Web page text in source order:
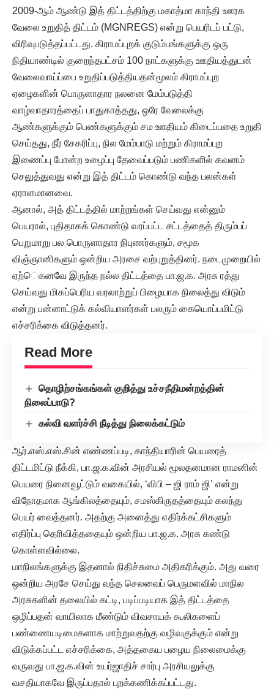
2009-ஆம் ஆண்டு இத் திட்டத்திற்கு மகாத்மா காந்தி ஊரக
வேலை உறுதித் திட்டம் (MGNREGS) என்று பெயரிடப் பட்டு,
விரிவுபடுத்தப்பட்டது. கிராமப்புறக் குடும்பங்களுக்கு ஒரு
நிதியாண்டில் குறைந்தபட்சம் 100 நாட்களுக்கு ஊதியத்துடன்
வேலைவாய்ப்பை உறுதிப்படுத்தியதன்மூலம் கிராமப்புற
ஏழைகளின் பொருளாதார நலனை மேம்படுத்தி
வாழ்வாதாரத்தைப் பாதுகாத்தது, ஒரே வேலைக்கு
ஆண்களுக்கும் பெண்களுக்கும் சம ஊதியம் கிடைப்பதை உறுதி
செய்தது, நீர் சேகரிப்பு, நில மேம்பாடு மற்றும் கிராமப்புற
இணைப்பு போன்ற உழைப்பு தேவைப்படும் பணிகளில் கவனம்
செலுத்துவது என்று இத் திட்டம் கொண்டு வந்த பலன்கள்
ஏராளமானவை.
ஆனால், அத் திட்டத்தில் மாற்றங்கள் செய்வது என்னும்
பெயரால், புதிதாகக் கொண்டு வரப்பட்ட சட்டத்தைத் திரும்பப்
பெறுமாறு பல பொருளாதார நிபுணர்களும், சமூக
விஞ்ஞானிகளும் ஒன்றிய அரசை வற்புறுத்தினர். நடைமுறையில்
ஏற்ெகனவே இருந்த நல்ல திட்டத்தை பா.ஜ.க. அரசு ரத்து
செய்வது மிகப்பெரிய வரலாற்றுப் பிழையாக நிலைத்து விடும்
என்று பன்னாட்டுக் கல்வியாளர்கள் பலரும் கையொப்பமிட்டு
எச்சரிக்கை விடுத்தனர்.
Read More
தொழிற்சங்கங்கள் குறித்து உச்சநீதிமன்றத்தின்
நிலைப்பாடு?
கல்வி வளர்ச்சி நீடித்து நிலைக்கட்டும்
ஆர்.எஸ்.எஸ்.சின் எண்ணப்படி, காந்தியாரின் பெயரைத்
திட்டமிட்டு நீக்கி, பா.ஜ.க.வின் அரசியல் மூலதனமான ராமனின்
பெயரை நினைவூட்டும் வகையில், ‘விபி – ஜி ராம் ஜி’ என்று
விநோதமாக ஆங்கிலத்தையும், சமஸ்கிருதத்தையும் கலந்து
பெயர் வைத்தனர். அதற்கு அனைத்து எதிர்க்கட்சிகளும்
எதிர்ப்பு தெரிவித்ததையும் ஒன்றிய பா.ஜ.க. அரசு கண்டு
கொள்ளவில்லை.
மாநிலங்களுக்கு இதனால் நிதிச்சுமை அதிகரிக்கும். அது வரை
ஒன்றிய அரசே செய்து வந்த செலவைப் பெருமளவில் மாநில
அரசுகளின் தலையில் கட்டி, படிப்படியாக இத் திட்டத்தை
ஒழிப்பதன் வாயிலாக மீண்டும் விவசாயக் கூலிகளைப்
பண்ணையடிமைகளாக மாற்றுவதற்கு வழிவகுக்கும் என்று
விடுக்கப்பட்ட எச்சரிக்கை, அத்தகைய பழைய நிலைமைக்கு
வருவது பா.ஜ.க.வின் உயர்ஜாதிச் சார்பு அரசியலுக்கு
வசதியாகவே இருப்பதால் புறக்கணிக்கப்பட்டது.